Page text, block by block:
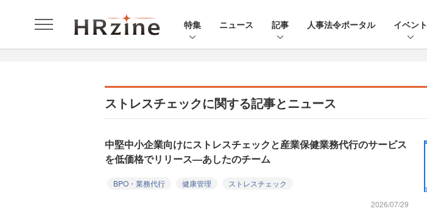
特集 ニュース 記事 人事法令ポータル イベント
ストレスチェックに関する記事とニュース
中堅中小企業向けにストレスチェックと産業保健業務代行のサービス
を低価格でリリース—あしたのチーム
BPO・業務代行 健康管理
ストレスチェック
2026/07/29